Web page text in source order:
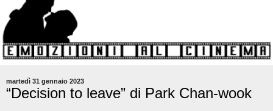
martedì 31 gennaio 2023
“Decision to leave” di Park Chan-wook